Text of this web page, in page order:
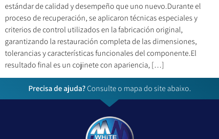
estándar de calidad y desempeño que uno nuevo.Durante el
proceso de recuperación, se aplicaron técnicas especiales y
criterios de control utilizados en la fabricación original,
garantizando la restauración completa de las dimensiones,
tolerancias y características funcionales del componente.El
resultado final es un cojinete con apariencia, […]
Precisa de ajuda?Consulte o mapa do site abaixo.